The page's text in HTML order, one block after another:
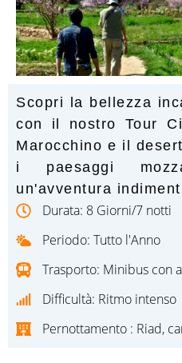
Scopri la bellezza
con il nostro Tour
Marocchino e il
i paesaggi
un'avventura
Durata: 8 Giorni/7 notti
Periodo: Tutto l'Anno
Trasporto: Minibus con
Difficultà: Ritmo intenso
Pernottamento : Riad,